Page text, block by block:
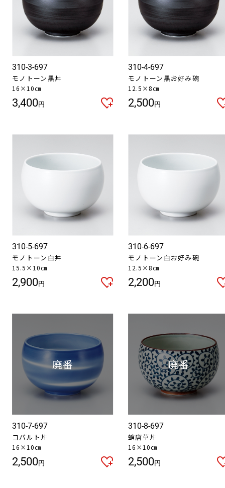
310-3-697
モノトーン黒丼
16×10㎝
3,400円
310-4-697
モノトーン黒お好み碗
12.5×8㎝
2,500円
310-5-697
モノトーン白丼
15.5×10㎝
2,900円
310-6-697
モノトーン白お好み碗
12.5×8㎝
2,200円
310-7-697
コバルト丼
16×10㎝
2,500円
310-8-697
蛸唐草丼
16×10㎝
2,500円